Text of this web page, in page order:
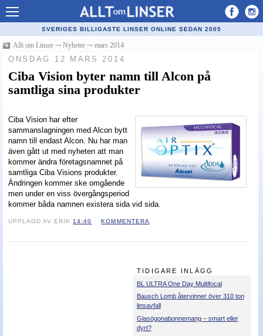
Allt om Linser
Billiga kontaktlinser
Återförsäljare linser
Kontaktlinstyper
Linsvätska
Optiker
Synfel
Glasögon
Tillverkare - linser
SVERIGES BILLIGASTE LINSER ONLINE SEDAN 2005
Allt om Linser ⤏ Nyheter ⤏ mars 2014
ONSDAG 12 MARS 2014
Ciba Vision byter namn till Alcon på
samtliga sina produkter
Ciba Vision har efter
sammanslagningen med Alcon bytt
namn till endast Alcon. Nu har man
även gått ut med nyheten att man
kommer ändra företagsnamnet på
samtliga Ciba Visions produkter.
Ändringen kommer ske omgående
men under en viss övergångsperiod
kommer båda namnen existera sida vid sida.
UPPLAGD AV ERIK 14:40 KOMMENTERA
TIDIGARE INLÄGG
BL ULTRA One Day Multifocal
Bausch Lomb återvinner över 310 ton
linsavfall
Glasögonabonnemang – smart eller
dyrt?